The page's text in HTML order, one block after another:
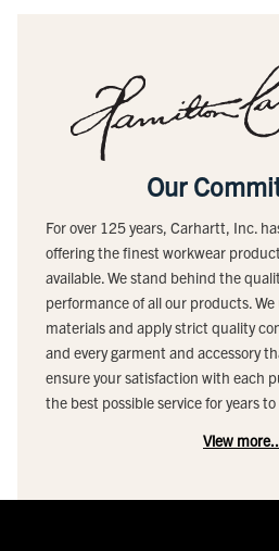
Our
For over 125 years, Carhartt, Inc.
offering the finest workwear
available. We stand behind the
performance of all our products.
materials and apply strict quality
and every garment and accessory
ensure your satisfaction with each
the best possible service for years
View